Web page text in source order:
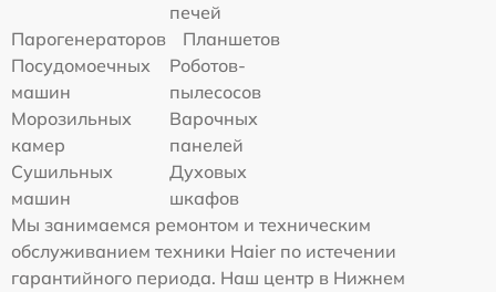
печей
Парогенераторов
Планшетов
Посудомоечных
машин
Роботов-
пылесосов
Морозильных
камер
Варочных
панелей
Сушильных
машин
Духовых
шкафов
Мы занимаемся ремонтом и техническим
обслуживанием техники Haier по истечении
гарантийного периода. Наш центр в Нижнем